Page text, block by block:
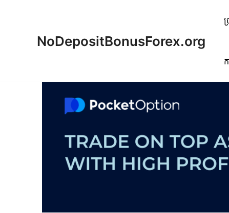
NoDepositBonusForex.org